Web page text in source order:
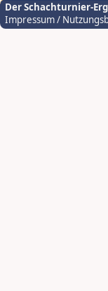
Der Schachturnier-
Impressum /